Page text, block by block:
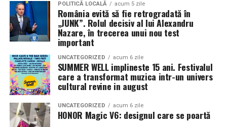
Pe11 februarieva avea loc proiecția specială
mea”de la Cinema City din City Park Constanța
18:30, unde
regizorul Paul Decu și actrița Azaleea
Necula, originari din Constanța și împrejurimi, vor
prezenta filmul alături de colegii lor
Alexandra Răduță și Gabriel Vatavu.
Cinema City Shopping City Galațiinvită spectatorii
12 februarie de la 18:30
State și Azaleea Necula și regizorul Paul Decu.
POLITICĂ LOCALĂ acum 5 zile
România evită să fie retrogradată în
„JUNK”. Rolul decisiv al lui Alexandru
Nazare, în trecerea unui nou test
important
UNCATEGORIZED acum 6 zile
SUMMER WELL implineste 15 ani. Festivalul
care a transformat muzica intr-un univers
cultural revine in august
UNCATEGORIZED acum 6 zile
HONOR Magic V6: designul care se poartă